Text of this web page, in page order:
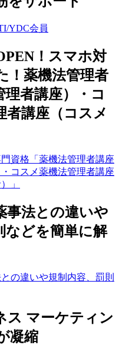
！スマホ対
！薬機法管理者
理者講座）・コ
者講座（コスメ
事法との違いや
などを簡単に解
ス マーケティン
凝縮